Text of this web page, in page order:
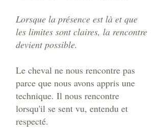
Lorsque la présence est là et que
les limites sont claires, la rencontre
devient possible.
Le cheval ne nous rencontre pas
parce que nous avons appris une
technique. Il nous rencontre
lorsqu'il se sent vu, entendu et
respecté.